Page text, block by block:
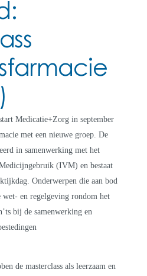
Medicatie+Zorg in september
met een nieuwe groep. De
in samenwerking met het
(IVM) en bestaat
Onderwerpen die aan bod
en regelgeving rondom het
bij de samenwerking en
de masterclass als leerzaam en